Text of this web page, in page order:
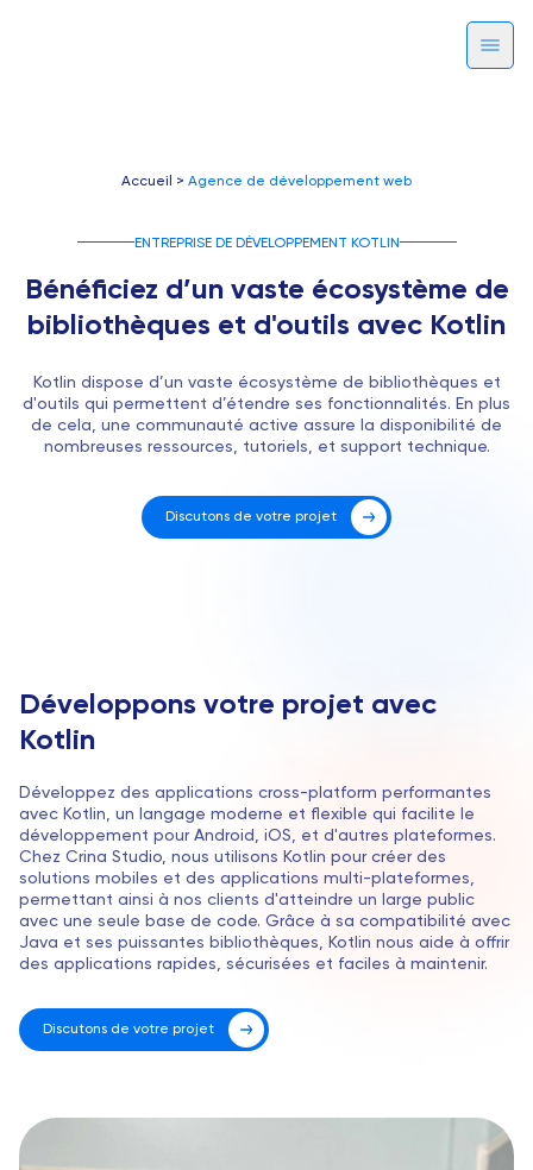
Accueil > Agence de développement web
ENTREPRISE DE DÉVELOPPEMENT KOTLIN
Bénéficiez d’un vaste écosystème de
bibliothèques et d'outils avec Kotlin
Kotlin dispose d’un vaste écosystème de bibliothèques et
d'outils qui permettent d’étendre ses fonctionnalités. En plus
de cela, une communauté active assure la disponibilité de
nombreuses ressources, tutoriels, et support technique.
Discutons de votre projet
Développons votre projet avec
Kotlin
Développez des applications cross-platform performantes
avec Kotlin, un langage moderne et flexible qui facilite le
développement pour Android, iOS, et d'autres plateformes.
Chez Crina Studio, nous utilisons Kotlin pour créer des
solutions mobiles et des applications multi-plateformes,
permettant ainsi à nos clients d'atteindre un large public
avec une seule base de code. Grâce à sa compatibilité avec
Java et ses puissantes bibliothèques, Kotlin nous aide à offrir
des applications rapides, sécurisées et faciles à maintenir.
Discutons de votre projet